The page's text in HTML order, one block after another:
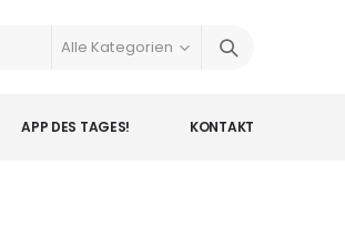
KONTAKT
APP DES TAGES!